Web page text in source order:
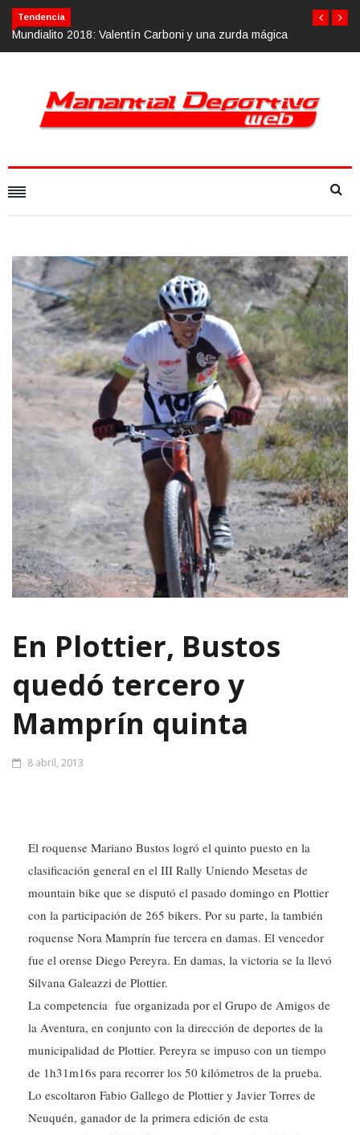
Tendencia
En Plottier, Bustos
quedó tercero y
Mamprín quinta
clasificación general en el III Rally Uniendo Mesetas de
mountain bike que se disputó el pasado domingo en Plottier
con la participación de 265 bikers. Por su parte, la también
roquense Nora Mamprín fue tercera en damas. El vencedor
fue el orense Diego Pereyra. En damas, la victoria se la llevó
Silvana Galeazzi de Plottier.
La competencia fue organizada por el Grupo de Amigos de
la Aventura, en conjunto con la dirección de deportes de la
municipalidad de Plottier. Pereyra se impuso con un tiempo
de 1h31m16s para recorrer los 50 kilómetros de la prueba.
Lo escoltaron Fabio Gallego de Plottier y Javier Torres de
Neuquén, ganador de la primera edición de esta
competencia en 2011. En tanto que el vencedor del año